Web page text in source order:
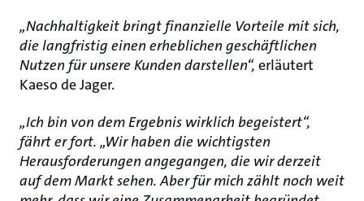
„Nachhaltigkeit bringt finanzielle Vorteile mit sich,
die langfristig einen erheblichen geschäftlichen
Nutzen für unsere Kunden darstellen“, erläutert
Kaeso de Jager.
„Ich bin von dem Ergebnis wirklich begeistert“,
fährt er fort. „Wir haben die wichtigsten
Herausforderungen angegangen, die wir derzeit
auf dem Markt sehen. Aber für mich zählt noch weit